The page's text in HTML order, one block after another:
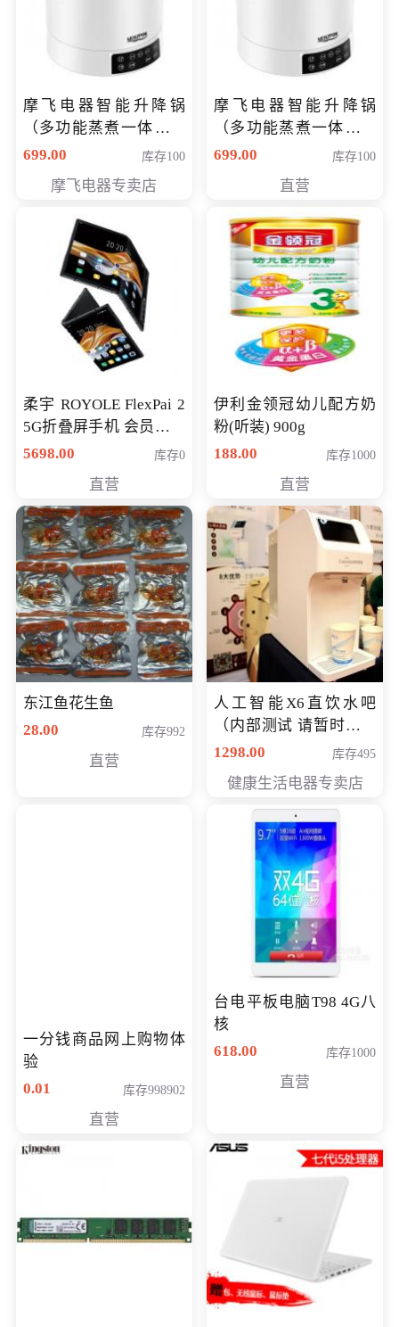
摩飞电器智能升降锅
（多功能蒸煮一体锅）
（智能升降养生锅） 会
699.00 库存100
摩飞电器专卖店
摩飞电器智能升降锅
（多功能蒸煮一体锅）
（智能升降养生锅） 会
699.00 库存100
直营
柔宇 ROYOLE FlexPai 2
5G折叠屏手机 会员专享
购买价格 4998元
5698.00 库存0
直营
伊利金领冠幼儿配方奶
粉(听装) 900g
188.00
库存1000
直营
东江鱼花生鱼
28.00
库存992
直营
人工智能X6直饮水吧
（内部测试 请暂时不要
购买）
1298.00 库存495
健康生活电器专卖店
一分钱商品网上购物体
验
0.01
库存998902
直营
台电平板电脑T98 4G八
核
618.00
库存1000
直营